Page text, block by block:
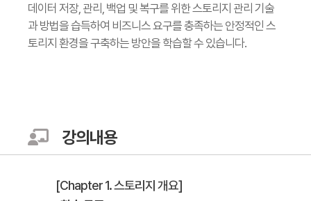
데이터 저장, 관리, 백업 및 복구를 위한 스토리지 관리 기술
과 방법을 습득하여 비즈니스 요구를 충족하는 안정적인 스
토리지 환경을 구축하는 방안을 학습할 수 있습니다.
강의내용
[Chapter 1. 스토리지 개요]